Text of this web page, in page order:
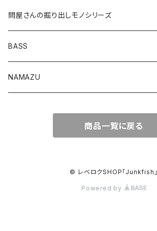
Luckyワームシリーズ
ディープスワイパー
問屋さんの掘り出しモノシリーズ
BASS
NAMAZU
商品一覧に戻る
© レベロクSHOP「Junkfish｣
Powered by